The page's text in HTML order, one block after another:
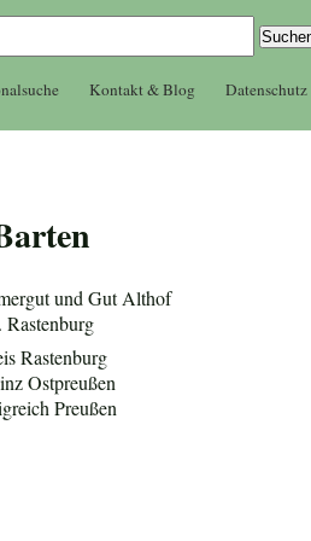
Kontakt & Blog Datenschutz
und Gut Althof
Rastenburg
Rastenburg
Ostpreußen
Preußen